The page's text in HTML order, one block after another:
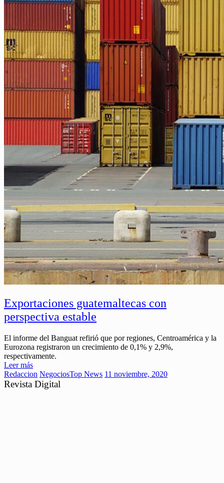
Exportaciones guatemaltecas con
perspectiva estable
El informe del Banguat refirió que por regiones, Centroamérica y la
Eurozona registraron un crecimiento de 0,1% y 2,9%,
respectivamente.
Leer más
Redaccion NegociosTop News 11 noviembre, 2020
Revista Digital